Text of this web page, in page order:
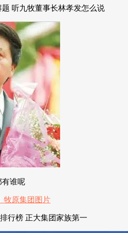
听九牧董事长林孝发怎么说
有谁呢
行榜 正大集团家族第一